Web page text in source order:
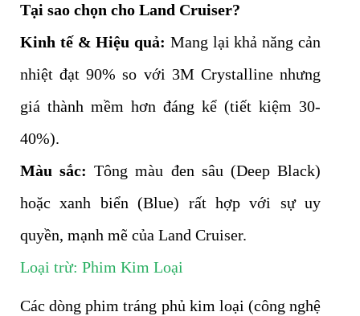
Tại sao chọn cho Land Cruiser?
Kinh tế & Hiệu quả: Mang lại khả năng cản
nhiệt đạt 90% so với 3M Crystalline nhưng
giá thành mềm hơn đáng kể (tiết kiệm 30-
40%).
Màu sắc: Tông màu đen sâu (Deep Black)
hoặc xanh biển (Blue) rất hợp với sự uy
quyền, mạnh mẽ của Land Cruiser.
Loại trừ: Phim Kim Loại
Các dòng phim tráng phủ kim loại (công nghệ